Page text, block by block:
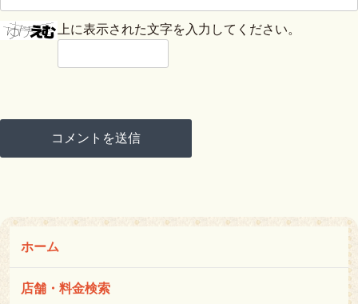
上に表示された文字を入力してください。
ホーム
店舗・料金検索